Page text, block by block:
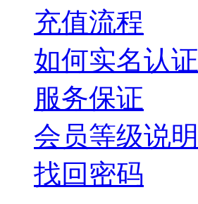
充值流程
如何实名认证
服务保证
会员等级说明
找回密码